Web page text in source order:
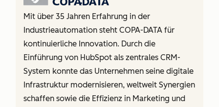
Mit über 35 Jahren Erfahrung in der
Industrieautomation steht COPA-DATA für
kontinuierliche Innovation. Durch die
Einführung von HubSpot als zentrales CRM-
System konnte das Unternehmen seine digitale
Infrastruktur modernisieren, weltweit Synergien
schaffen sowie die Effizienz in Marketing und